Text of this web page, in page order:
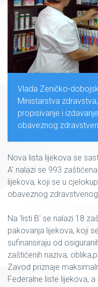
Vlada Zeničko-
Ministarstva
propisivanje i
obaveznog
Nova lista lijekova se
A' nalazi se 993
lijekova, koji se u
obaveznog
Na 'listi B' se nalazi 18
pakovanja lijekova, koji
sufinansiraju od
zaštićenih naziva,
Zavod priznaje
Federalne liste lijekova,